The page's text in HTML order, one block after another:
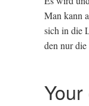
Man kann
sich in die
den nur